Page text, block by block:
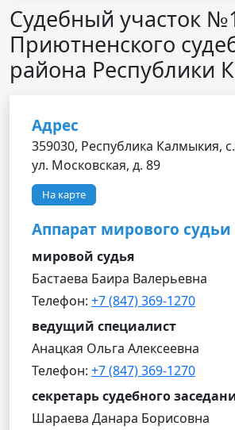
Судебный участок
Приютненского
района Республики
Адрес
359030, Республика Калмыкия,
ул. Московская, д. 89
На карте
Аппарат мирового судьи
мировой судья
Бастаева Баира Валерьевна
Телефон: +7 (847) 369-1270
ведущий специалист
Анацкая Ольга Алексеевна
Телефон: +7 (847) 369-1270
секретарь судебного
Шараева Данара Борисовна